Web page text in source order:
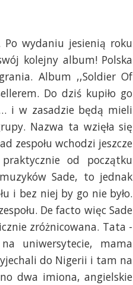
wydaniu jesienią roku
kolejny album! Polska
Album ,,Soldier Of
Do dziś kupiło go
i w zasadzie będą mieli
Nazwa ta wzięła się
zespołu wchodzi jeszcze
od początku
Sade, to jednak
i bez niej by go nie było.
De facto więc Sade
zróżnicowana. Tata -
uniwersytecie, mama
do Nigerii i tam na
dwa imiona, angielskie